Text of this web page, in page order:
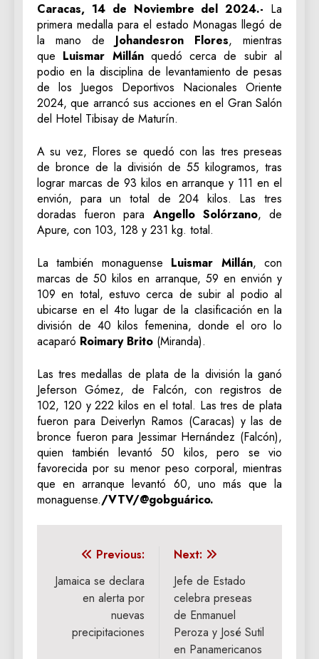
Caracas, 14 de Noviembre del 2024.- La
primera medalla para el estado Monagas llegó de
la mano de Johandesron Flores, mientras
que Luismar Millánquedó cerca de subir al
podio en la disciplina de levantamiento de pesas
de los Juegos Deportivos Nacionales Oriente
2024, que arrancó sus acciones en el Gran Salón
del Hotel Tibisay de Maturín.
A su vez, Flores se quedó con las tres preseas
de bronce de la división de 55 kilogramos, tras
lograr marcas de 93 kilos en arranque y 111 en el
envión, para un total de 204 kilos. Las tres
doradas fueron para Angello Solórzano, de
Apure, con 103, 128 y 231 kg. total.
La también monaguense Luismar Millán, con
marcas de 50 kilos en arranque, 59 en envión y
109 en total, estuvo cerca de subir al podio al
ubicarse en el 4to lugar de la clasificación en la
división de 40 kilos femenina, donde el oro lo
acaparó Roimary Brito (Miranda).
Las tres medallas de plata de la división la ganó
Jeferson Gómez, de Falcón, con registros de
102, 120 y 222 kilos en el total. Las tres de plata
fueron para Deiverlyn Ramos (Caracas) y las de
bronce fueron para Jessimar Hernández (Falcón),
quien también levantó 50 kilos, pero se vio
favorecida por su menor peso corporal, mientras
que en arranque levantó 60, uno más que la
monaguense./VTV/@gobguárico.
Navegación
de
entradas
Previous:
Jamaica se declara
en alerta por
nuevas
precipitaciones
Next:
Jefe de Estado
celebra preseas
de Enmanuel
Peroza y José Sutil
en Panamericanos